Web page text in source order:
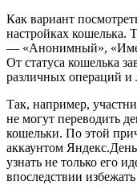
Как вариант
настройках кошелька.
— «Анонимный»,
От статуса кошелька
различных операций
Так, например,
не могут переводить
кошельки. По этой
аккаунтом
узнать не только его
впоследствии